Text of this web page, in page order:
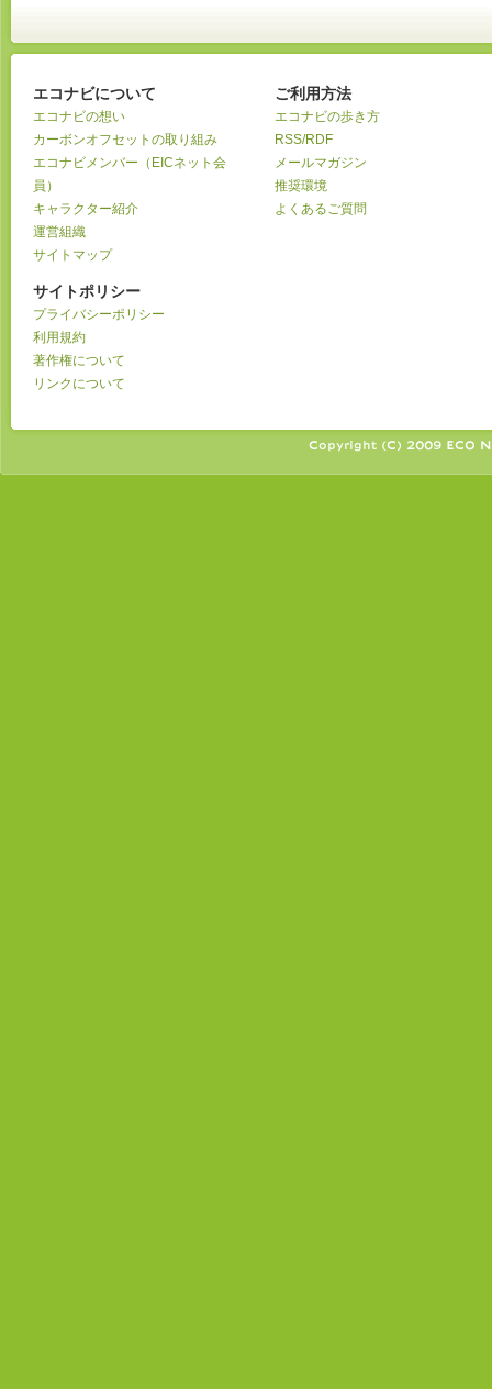
エコナビについて
エコナビの想い
カーボンオフセットの取り組み
エコナビメンバー（EICネット会
員）
キャラクター紹介
運営組織
サイトマップ
サイトポリシー
プライバシーポリシー
利用規約
著作権について
リンクについて
ご利用方法
エコナビの歩き方
RSS/RDF
メールマガジン
推奨環境
よくあるご質問